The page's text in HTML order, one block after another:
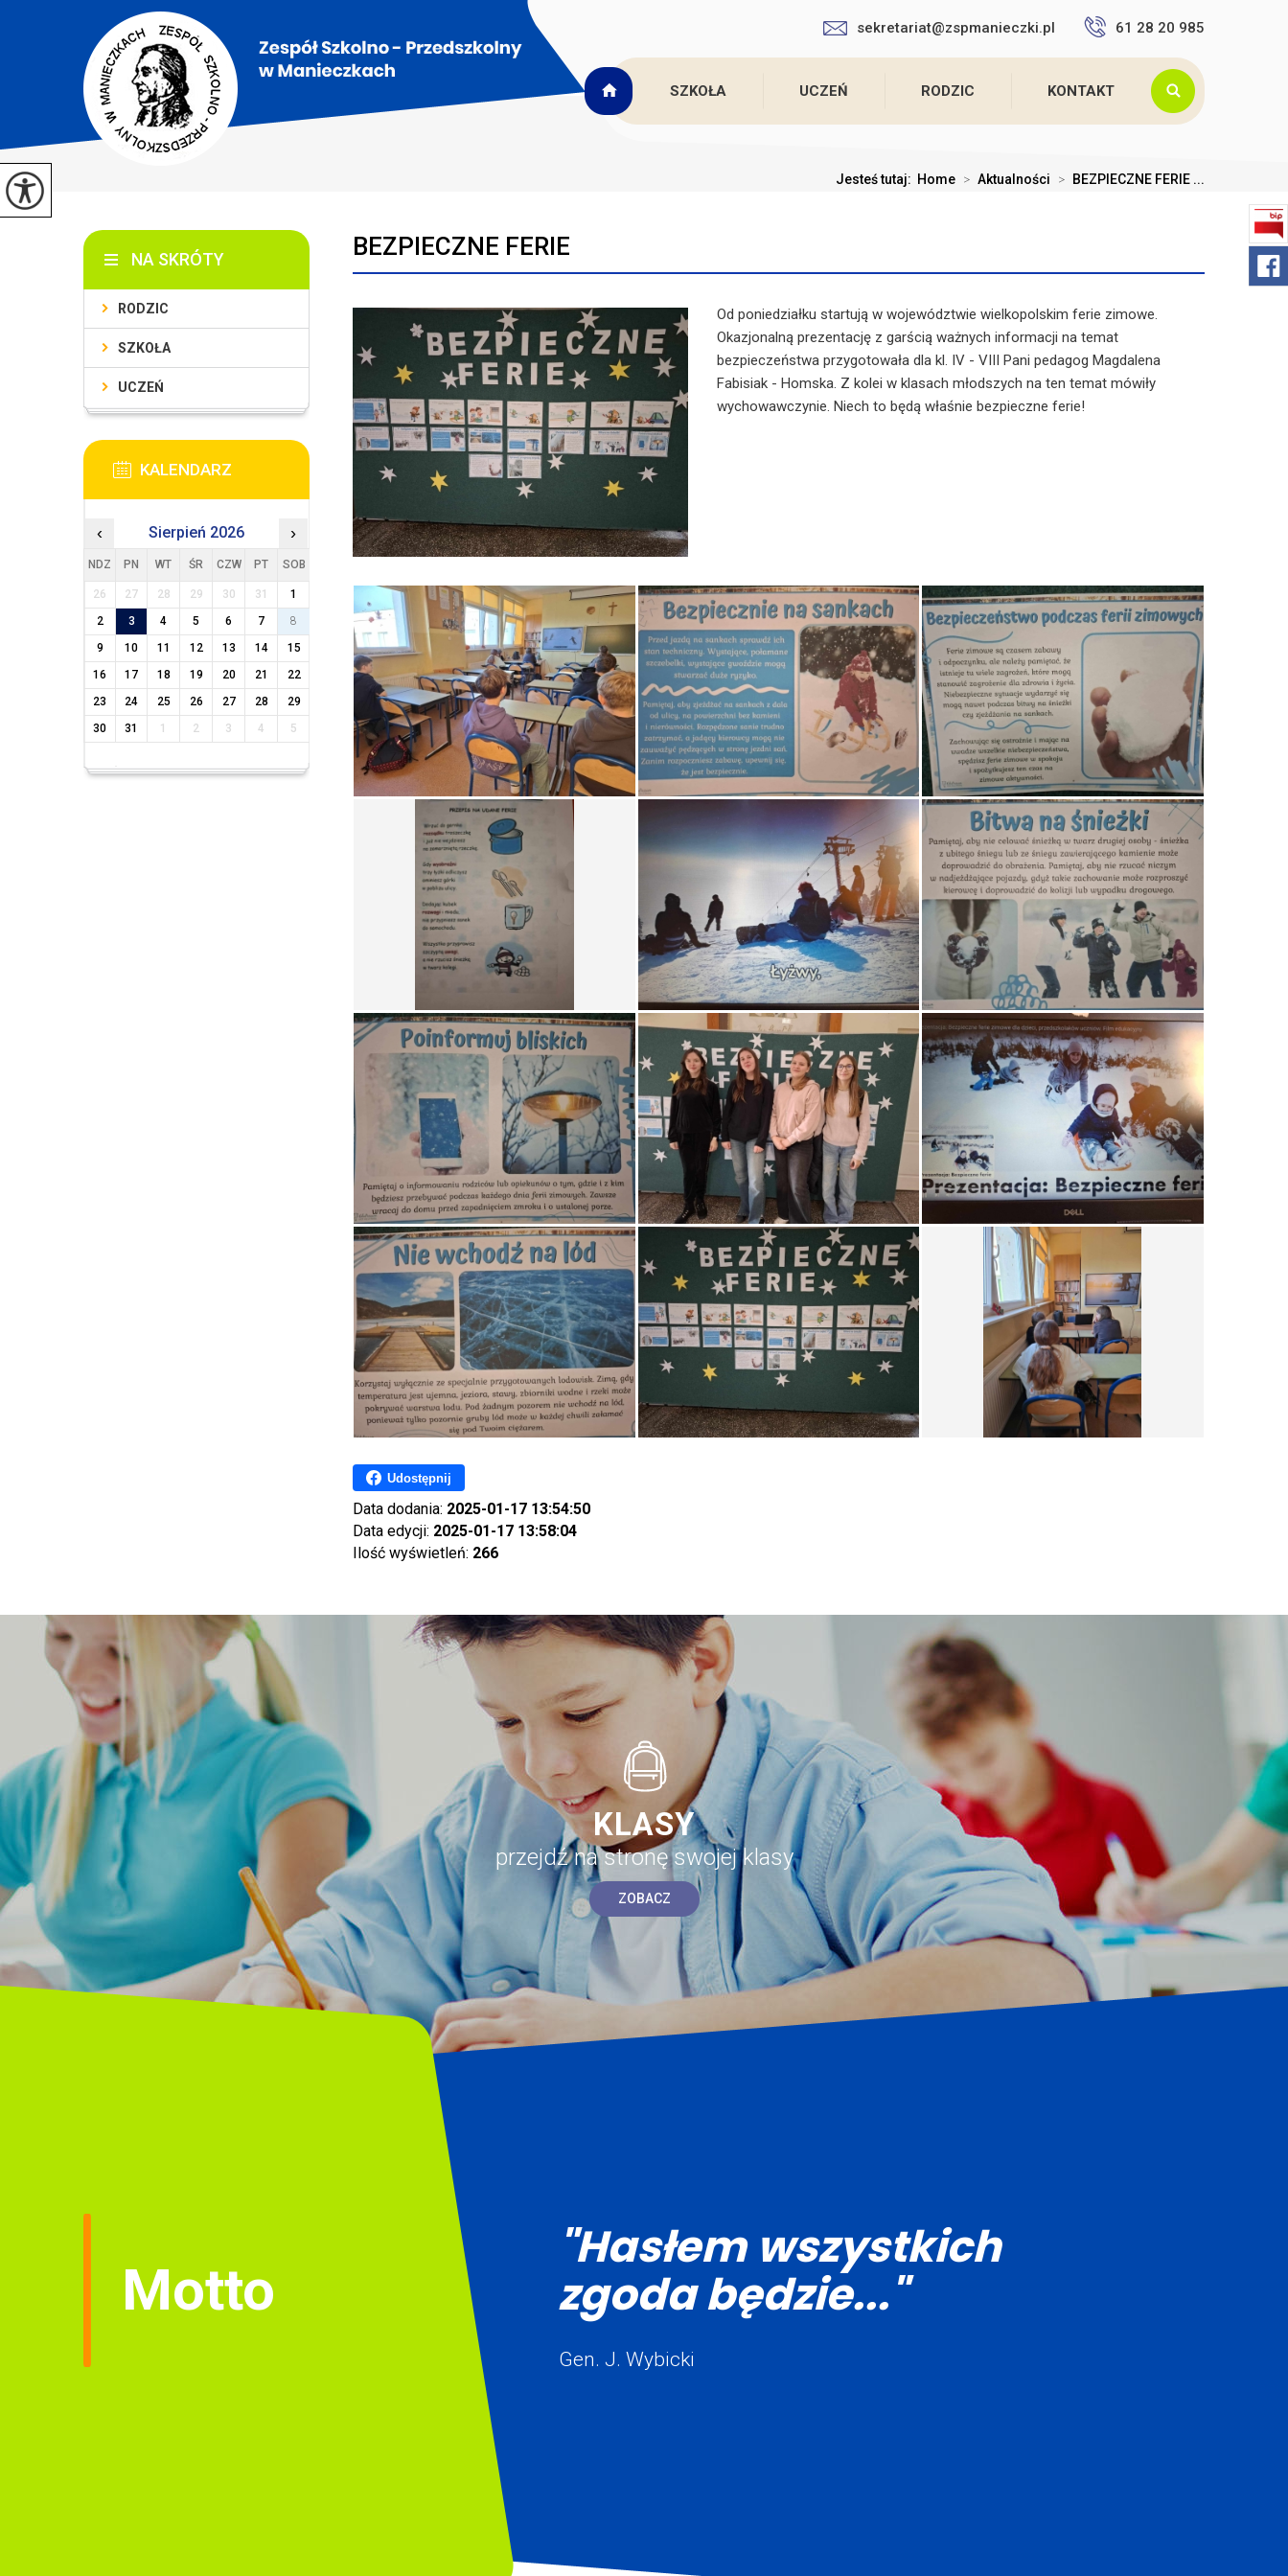
sekretariat@zspmanieczki.pl 61 28 20 985
SZKOŁA UCZEŃ RODZIC KONTAKT
Jesteś tutaj: Home > Aktualności > BEZPIECZNE FERIE ...
BEZPIECZNE FERIE
Od poniedziałku startują w województwie wielkopolskim ferie zimowe.
Okazjonalną prezentację z garścią ważnych informacji na temat
bezpieczeństwa przygotowała dla kl. IV - VIII Pani pedagog Magdalena
Fabisiak - Homska. Z kolei w klasach młodszych na ten temat mówiły
wychowawczynie. Niech to będą właśnie bezpieczne ferie!
Udostępnij
Data dodania: 2025-01-17 13:54:50
Data edycji: 2025-01-17 13:58:04
Ilość wyświetleń: 266
NA SKRÓTY
RODZIC
SZKOŁA
UCZEŃ
KALENDARZ
‹ Sierpień 2026 ›
NDZ PN WT ŚR CZW PT SOB
26 27 28 29 30 31
1
2
3 4 5 6 7
8
9
10 11 12 13 14
15
16
17 18 19 20 21
22
23
24 25 26 27 28
29
30
31 1 2 3 4 5
KLASY
przejdź na stronę swojej klasy
ZOBACZ
"Hasłem wszystkich
zgoda będzie..."
Gen. J. Wybicki